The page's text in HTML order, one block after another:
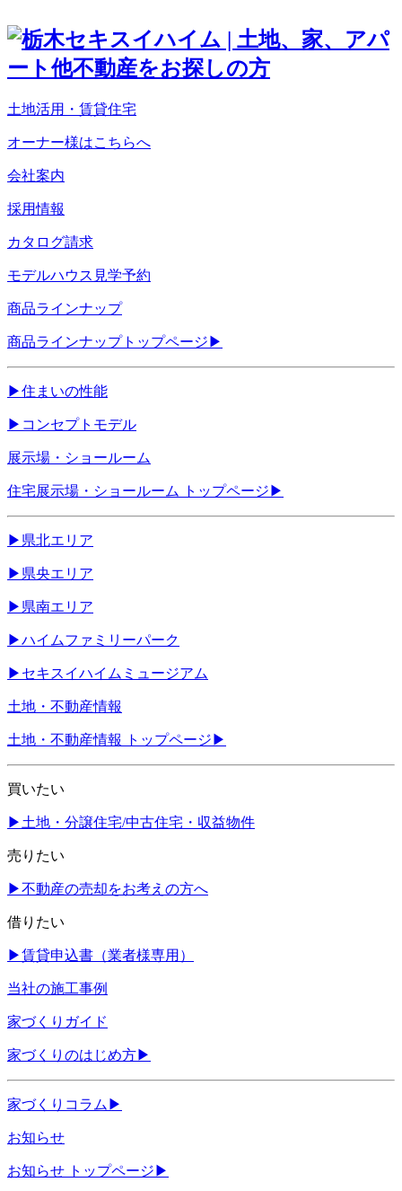
土地活用・賃貸住宅
オーナー様はこちらへ
会社案内
採用情報
カタログ請求
モデルハウス見学予約
商品ラインナップ
商品ラインナップトップページ ▶
▶住まいの性能
▶ コンセプトモデル
展示場・ショールーム
住宅展示場・ショールーム トップページ ▶
▶ 県北エリア
▶ 県央エリア
▶ 県南エリア
▶ハイムファミリーパーク
▶ セキスイハイムミュージアム
土地・不動産情報
土地・不動産情報 トップページ ▶
買いたい
▶ 土地・分譲住宅/中古住宅・収益物件
売りたい
▶不動産の売却をお考えの方へ
借りたい
▶賃貸申込書（業者様専用）
当社の施工事例
家づくりガイド
家づくりのはじめ方▶
家づくりコラム ▶
お知らせ
お知らせ トップページ ▶